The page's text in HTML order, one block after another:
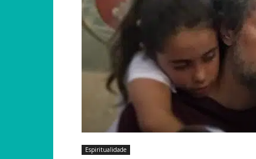
Espiritualidade